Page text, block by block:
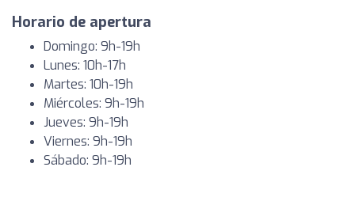
Horario de apertura
Domingo: 9h-19h
Lunes: 10h-17h
Martes: 10h-19h
Miércoles: 9h-19h
Jueves: 9h-19h
Viernes: 9h-19h
Sábado: 9h-19h